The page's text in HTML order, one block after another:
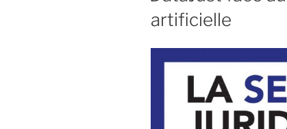
artificielle